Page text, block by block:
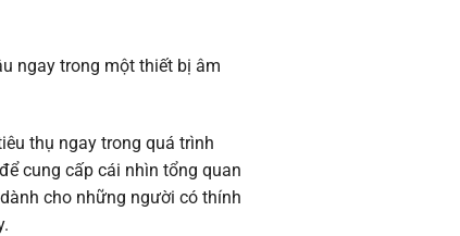
ngay trong một thiết bị âm
thụ ngay trong quá trình
cung cấp cái nhìn tổng quan
cho những người có thính